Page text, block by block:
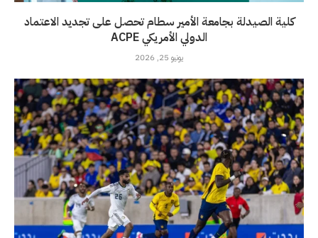
كلية الصيدلة بجامعة الأمير سطام تحصل على تجديد الاعتماد
الدولي الأمريكي ACPE
يونيو 25, 2026